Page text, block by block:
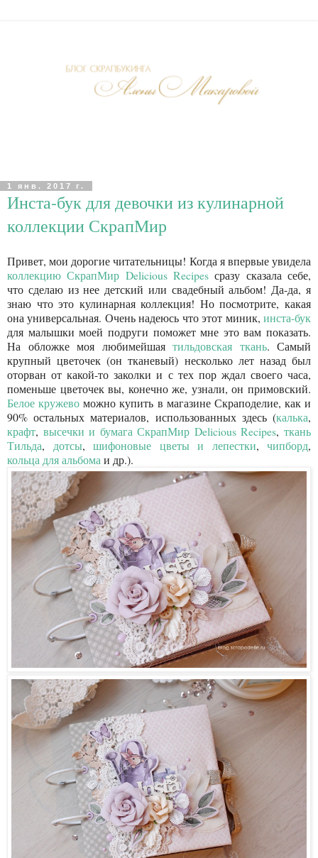
1 янв. 2017 г.
Инста-бук для девочки из кулинарной
коллекции СкрапМир
Привет, мои дорогие читательницы! Когда я впервые увидела
коллекцию СкрапМир Delicious Recipes сразу сказала себе,
что сделаю из нее детский или свадебный альбом! Да-да, я
знаю что это кулинарная коллекция! Но посмотрите, какая
она универсальная. Очень надеюсь что этот миник, инста-бук
для малышки моей подруги поможет мне это вам показать.
На обложке моя любимейшая тильдовская ткань. Самый
крупный цветочек (он тканевый) несколько лет назад был
оторван от какой-то заколки и с тех пор ждал своего часа,
поменьше цветочек вы, конечно же, узнали, он примовский.
Белое кружево можно купить в магазине Скраподелие, как и
90% остальных материалов, использованных здесь (калька,
крафт, высечки и бумага СкрапМир Delicious Recipes,ткань
Тильда, дотсы, шифоновые цветы и лепестки, чипборд,
кольца для альбома и др.).